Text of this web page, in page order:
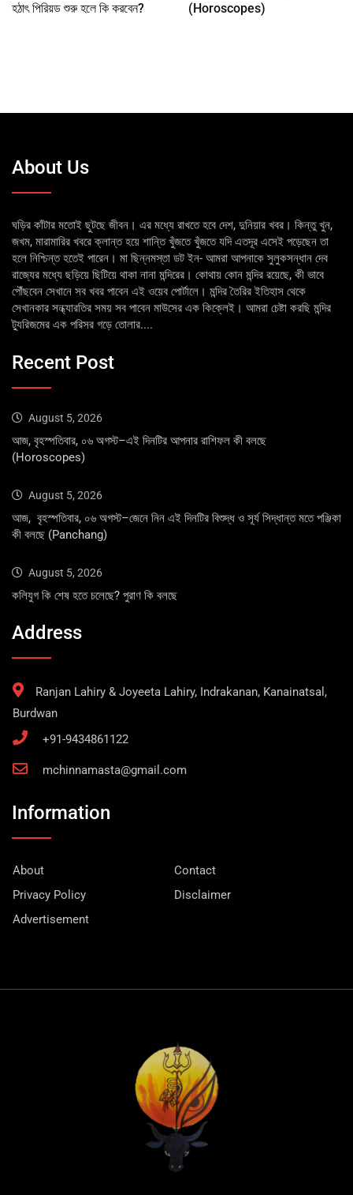
হঠাৎ পিরিয়ড শুরু হলে কি করবেন?
(Horoscopes)
About Us
ঘড়ির কাঁটার মতোই ছুটছে জীবন। এর মধ্যে রাখতে হবে দেশ, দুনিয়ার খবর। কিন্তু খুন,
জখম, মারামারির খবরে ক্লান্ত হয়ে শান্তি খুঁজতে খুঁজতে যদি এতদূর এসেই পড়েছেন তা
হলে নিশ্চিন্ত হতেই পারেন। মা ছিন্নমস্তা ডট ইন- আমরা আপনাকে সুলুকসন্ধান দেব
রাজ্যের মধ্যে ছড়িয়ে ছিটিয়ে থাকা নানা মন্দিরের। কোথায় কোন মন্দির রয়েছে, কী ভাবে
পৌঁছবেন সেখানে সব খবর পাবেন এই ওয়েব পোর্টালে। মন্দির তৈরির ইতিহাস থেকে
সেখানকার সন্ধ্যারতির সময় সব পাবেন মাউসের এক কিক্লেই। আমরা চেষ্টা করছি মন্দির
ট্যুরিজমের এক পরিসর গড়ে তোলার....
Recent Post
August 5, 2026
আজ, বৃহস্পতিবার, ০৬ অগস্ট–এই দিনটির আপনার রাশিফল কী বলছে
(Horoscopes)
August 5, 2026
আজ, বৃহস্পতিবার, ০৬ অগস্ট–জেনে নিন এই দিনটির বিশুদ্ধ ও সূর্য সিদ্ধান্ত মতে পঞ্জিকা
কী বলছে (Panchang)
August 5, 2026
কলিযুগ কি শেষ হতে চলেছে? পুরাণ কি বলছে
Address
Ranjan Lahiry & Joyeeta Lahiry, Indrakanan, Kanainatsal,
Burdwan
+91-9434861122
mchinnamasta@gmail.com
Information
About
Contact
Privacy Policy
Disclaimer
Advertisement